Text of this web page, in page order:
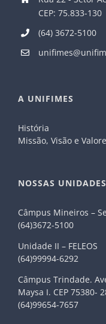
CEP: 75.833-130
(64) 3672-5100
A UNIFIMES
História
Missão, Visão e
NOSSAS
Câmpus Mineiros –
(64)3672-5100
Unidade II – FELEOS
(64)99994-6292
Câmpus Trindade.
Maysa I. CEP 75380-
(64)99654-7657